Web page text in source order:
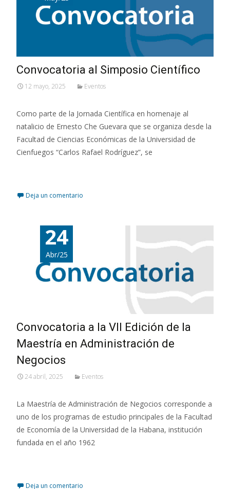
Convocatoria al Simposio Científico
12 mayo, 2025 Eventos
Como parte de la Jornada Científica en homenaje al
natalicio de Ernesto Che Guevara que se organiza desde la
Facultad de Ciencias Económicas de la Universidad de
Cienfuegos “Carlos Rafael Rodríguez”, se
Deja un comentario
24
Abr/25
Convocatoria a la VII Edición de la
Maestría en Administración de
Negocios
24 abril, 2025 Eventos
La Maestría de Administración de Negocios corresponde a
uno de los programas de estudio principales de la Facultad
de Economía de la Universidad de la Habana, institución
fundada en el año 1962
Deja un comentario